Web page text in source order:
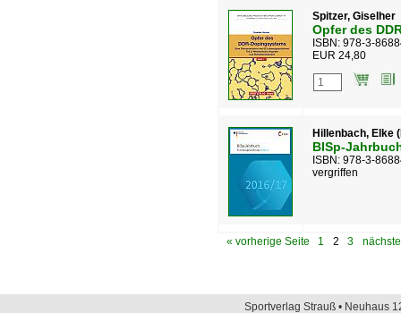
Spitzer, Giselher
Opfer des
ISBN: 978-3-
EUR 24,80
Hillenbach, Elke
BISp-
ISBN: 978-3-
vergriffen
« vorherige Seite 1 2 3
Sportverlag Strauß • Neuhaus